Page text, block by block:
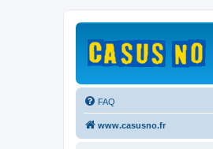
FAQ
www.casusno.fr